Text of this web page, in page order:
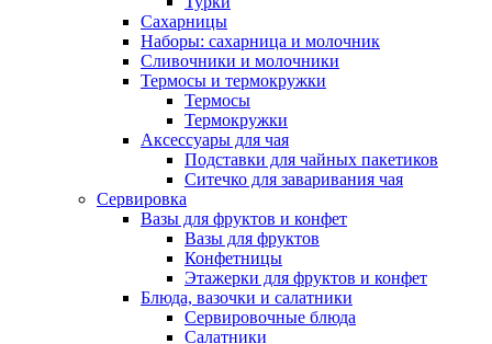
Сахарницы
Наборы: сахарница и молочник
Сливочники и молочники
Термосы и термокружки
Термосы
Термокружки
Аксессуары для чая
Подставки для чайных пакетиков
Ситечко для заваривания чая
Сервировка
Вазы для фруктов и конфет
Вазы для фруктов
Конфетницы
Этажерки для фруктов и конфет
Блюда, вазочки и салатники
Сервировочные блюда
Салатники